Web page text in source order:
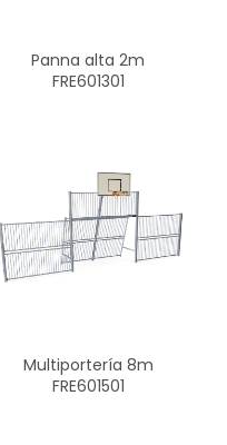
Panna alta 2m
FRE601301
Multiportería 8m
FRE601501